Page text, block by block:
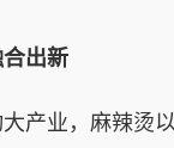
出新
业，麻辣烫以